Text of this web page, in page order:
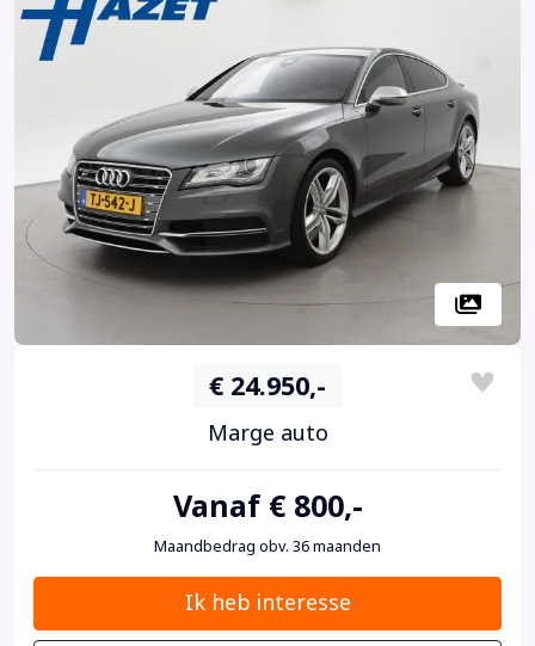
€ 24.950,-
Marge auto
Vanaf € 800,-
Maandbedrag obv. 36 maanden
Ik heb interesse